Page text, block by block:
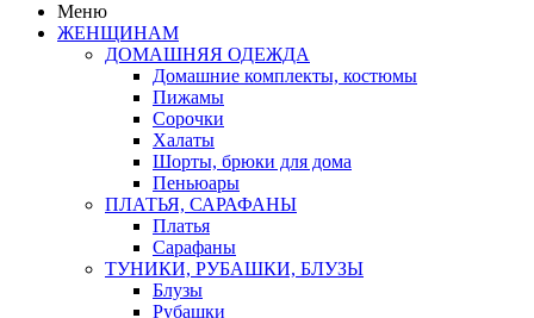
Меню
ЖЕНЩИНАМ
ДОМАШНЯЯ ОДЕЖДА
Домашние комплекты, костюмы
Пижамы
Сорочки
Халаты
Шорты, брюки для дома
Пеньюары
ПЛАТЬЯ, САРАФАНЫ
Платья
Сарафаны
ТУНИКИ, РУБАШКИ, БЛУЗЫ
Блузы
Рубашки